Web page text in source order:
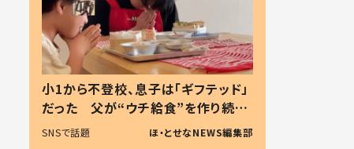
小1から不登校、息子は「ギフテッド」
だった 父が“ウチ給食”を作り続け
る理由とは #令和の親 #令和の子
SNSで話題 ほ・とせなNEWS編集部